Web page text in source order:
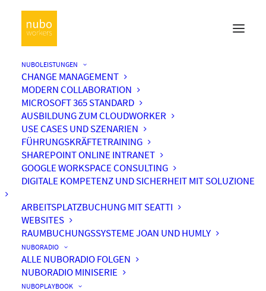
NUBOLEISTUNGEN
CHANGE MANAGEMENT
MODERN COLLABORATION
MICROSOFT 365 STANDARD
AUSBILDUNG ZUM CLOUDWORKER
USE CASES UND SZENARIEN
FÜHRUNGSKRÄFTETRAINING
SHAREPOINT ONLINE INTRANET
GOOGLE WORKSPACE CONSULTING
DIGITALE KOMPETENZ UND SICHERHEIT MIT SOLUZIONE
ARBEITSPLATZBUCHUNG MIT SEATTI
WEBSITES
RAUMBUCHUNGSSYSTEME JOAN UND HUMLY
NUBORADIO
ALLE NUBORADIO FOLGEN
NUBORADIO MINISERIE
NUBOPLAYBOOK